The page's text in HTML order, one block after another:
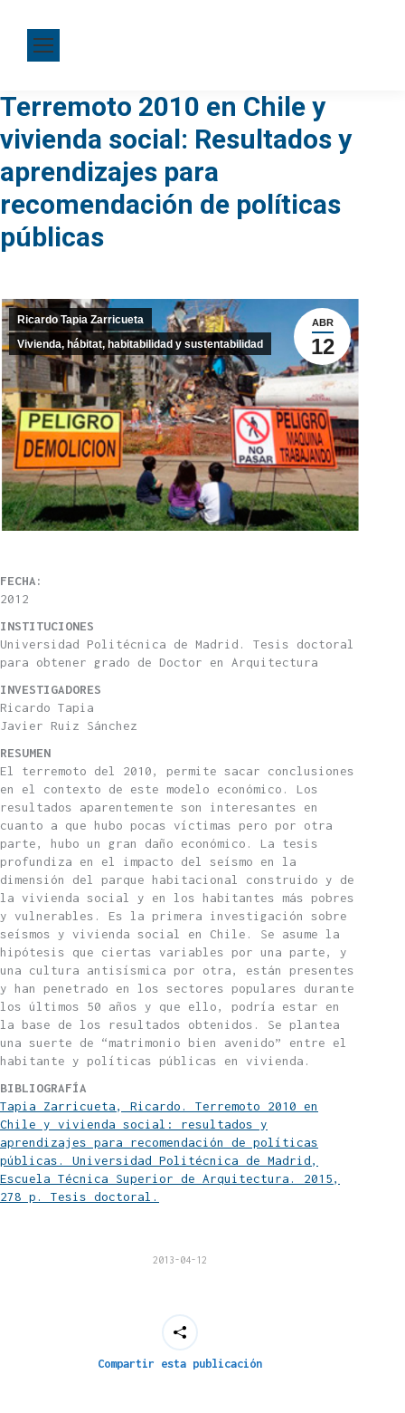
Terremoto 2010 en Chile y
vivienda social: Resultados y
aprendizajes para
recomendación de políticas
públicas
ABR
12
Ricardo Tapia Zarricueta
Vivienda, hábitat, habitabilidad y sustentabilidad
FECHA:
2012
INSTITUCIONES
Universidad Politécnica de Madrid. Tesis doctoral
para obtener grado de Doctor en Arquitectura
INVESTIGADORES
Ricardo Tapia
Javier Ruiz Sánchez
RESUMEN
El terremoto del 2010, permite sacar conclusiones
en el contexto de este modelo económico. Los
resultados aparentemente son interesantes en
cuanto a que hubo pocas víctimas pero por otra
parte, hubo un gran daño económico. La tesis
profundiza en el impacto del seísmo en la
dimensión del parque habitacional construido y de
la vivienda social y en los habitantes más pobres
y vulnerables. Es la primera investigación sobre
seísmos y vivienda social en Chile. Se asume la
hipótesis que ciertas variables por una parte, y
una cultura antisísmica por otra, están presentes
y han penetrado en los sectores populares durante
los últimos 50 años y que ello, podría estar en
la base de los resultados obtenidos. Se plantea
una suerte de “matrimonio bien avenido” entre el
habitante y políticas públicas en vivienda.
BIBLIOGRAFÍA
Tapia Zarricueta, Ricardo. Terremoto 2010 en
Chile y vivienda social: resultados y
aprendizajes para recomendación de políticas
públicas. Universidad Politécnica de Madrid,
Escuela Técnica Superior de Arquitectura. 2015,
278 p. Tesis doctoral.
2013-04-12
Compartir esta publicación